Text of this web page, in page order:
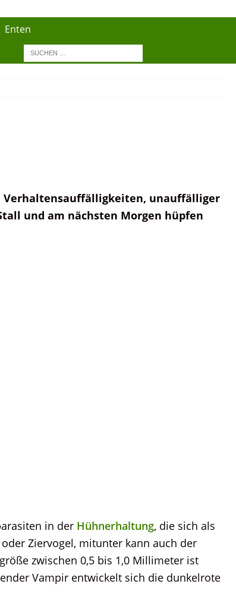
Enten
Verhaltensauffälligkeiten, unauffälliger
und am nächsten Morgen hüpfen
in der Hühnerhaltung, die sich als
Ziervogel, mitunter kann auch der
zwischen 0,5 bis 1,0 Millimeter ist
Vampir entwickelt sich die dunkelrote